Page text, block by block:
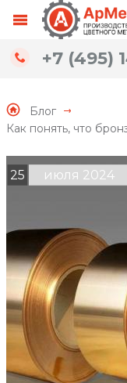
+7 (495)
Блог
Как понять, что
25 июля 2024